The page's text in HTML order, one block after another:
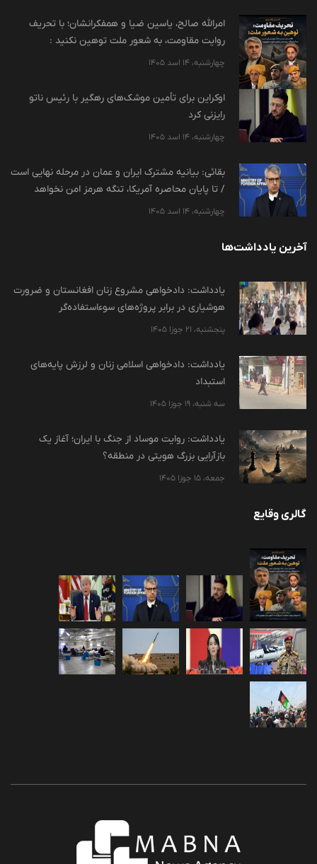
امرالله صالح، یاسین ضیا و همفکرانشان؛ با تحریف
روایت مقاومت، به شعور ملت توهین نکنید :
چهارشنبه، 14 اسد 1405
اوکراین برای تأمین موشک‌های رهگیر با رئیس ناتو
رایزنی کرد
چهارشنبه، 14 اسد 1405
بقائی: بیانیه مشترک ایران و عمان در مرحله نهایی است
/ تا پایان محاصره آمریکا، تنگه هرمز امن نخواهد
چهارشنبه، 14 اسد 1405
آخرین یادداشت‌ها
یادداشت: دادخواهی مشروع زنان افغانستان و ضرورت
هوشیاری در برابر پروژه‌های سوءاستفاده‌گر
پنجشنبه، 21 جوزا 1405
یادداشت: دادخواهی اسلامی زنان و لرزش پایه‌های
استبداد
سه شنبه، 19 جوزا 1405
یادداشت: روایت موساد از جنگ با ایران؛ آغاز یک
بازآرایی بزرگ هویتی در منطقه؟
جمعه، 15 جوزا 1405
گالری وقایع